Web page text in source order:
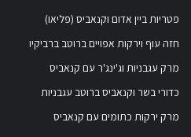
פטריות ביין אדום וקנאביס (פליאו)
חזה עוף וירקות אפויים ברוטב ברביקיו
מרק עגבניות וג'ינג'ר עם קנאביס
כדורי בשר וקנאביס ברוטב עגבניות
מרק ירקות כתומים עם קנאביס